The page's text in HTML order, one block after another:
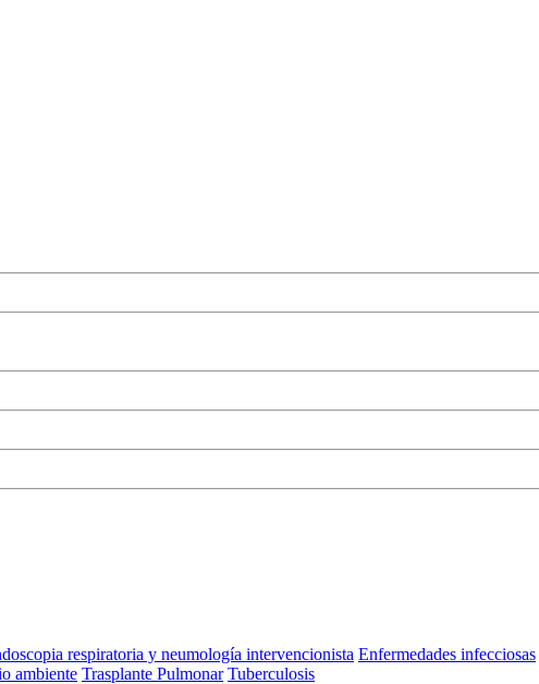
respiratoria y neumología intervencionista Enfermedades infecciosas
ambiente Trasplante Pulmonar Tuberculosis